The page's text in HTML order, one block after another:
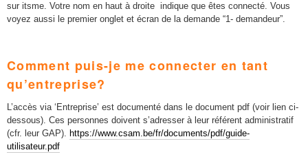
sur itsme. Votre nom en haut à droite indique que êtes connecté. Vous
voyez aussi le premier onglet et écran de la demande “1- demandeur”.
Comment puis-je me connecter en tant
qu’entreprise?
L’accès via ‘Entreprise’ est documenté dans le document pdf (voir lien ci-
dessous). Ces personnes doivent s’adresser à leur référent administratif
(cfr. leur GAP). https://www.csam.be/fr/documents/pdf/guide-
utilisateur.pdf